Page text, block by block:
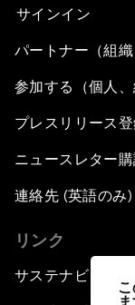
サインイン
パートナー（組
参加する（個人、
プレスリリース
ニュースレター
連絡先 (英語のみ)
リンク
サステナビリティ